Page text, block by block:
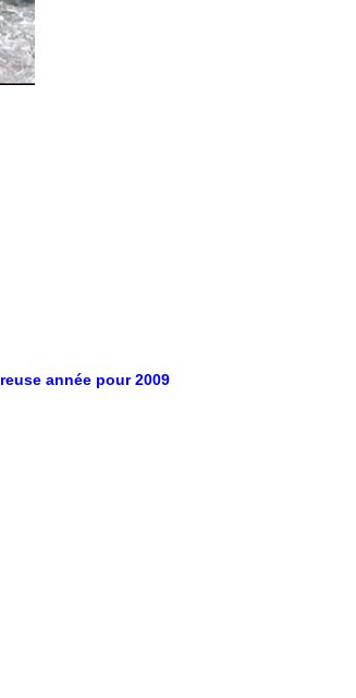
année pour 2009